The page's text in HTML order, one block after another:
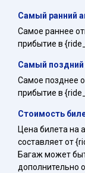
Самый ранний
Самое раннее
прибытие в
Самый поздний
Самое позднее
прибытие в
Стоимость
Цена билета на
составляет от
Багаж может
дополнительно